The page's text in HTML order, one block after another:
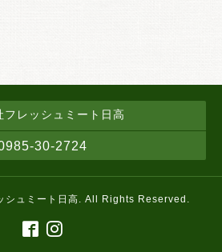
フレッシュミート日高
30-2724
シュミート日高. All Rights Reserved.